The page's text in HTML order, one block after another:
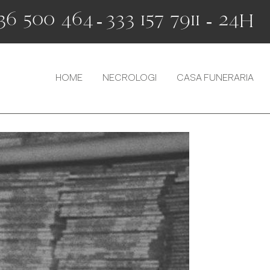
500 464 - 333 157 7911 - 24H
HOME NECROLOGI CASA FUNERARIA